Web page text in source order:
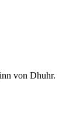
von Dhuhr.